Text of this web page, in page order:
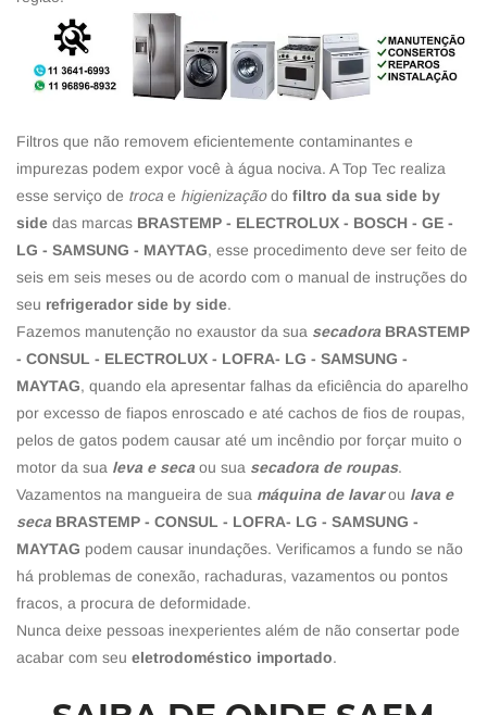
Filtros que não removem eficientemente contaminantes e
impurezas podem expor você à água nociva. A Top Tec realiza
esse serviço de troca e higienizaçãodo filtro da sua side by
side das marcas BRASTEMP - ELECTROLUX - BOSCH - GE -
LG - SAMSUNG - MAYTAG, esse procedimento deve ser feito de
seis em seis meses ou de acordo com o manual de instruções do
seu refrigerador side by side.
Fazemos manutenção no exaustor da sua secadora BRASTEMP
- CONSUL - ELECTROLUX - LOFRA- LG - SAMSUNG -
MAYTAG, quando ela apresentar falhas da eficiência do aparelho
por excesso de fiapos enroscado e até cachos de fios de roupas,
pelos de gatos podem causar até um incêndio por forçar muito o
motor da sua leva e seca ou sua secadora de roupas.
Vazamentos na mangueira de sua máquina de lavarou lava e
seca BRASTEMP - CONSUL - LOFRA- LG - SAMSUNG -
MAYTAG podem causar inundações. Verificamos a fundo se não
há problemas de conexão, rachaduras, vazamentos ou pontos
fracos, a procura de deformidade.
Nunca deixe pessoas inexperientes além de não consertar pode
acabar com seu eletrodoméstico importado.